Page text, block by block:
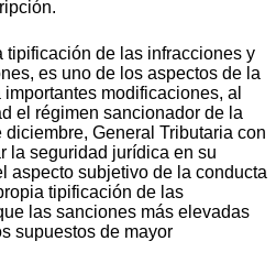
tipificación de las infracciones y
es uno de los aspectos de la
modificaciones, al
el régimen sancionador de la
diciembre, General Tributaria con
la seguridad jurídica en su
aspecto subjetivo de la conducta
tipificación de las
las sanciones más elevadas
supuestos de mayor